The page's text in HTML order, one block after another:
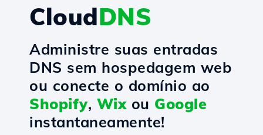
CloudDNS
Administre suas entradas
DNS sem hospedagem web
ou conecte o domínio ao
Shopify, Wixou Google
instantaneamente!